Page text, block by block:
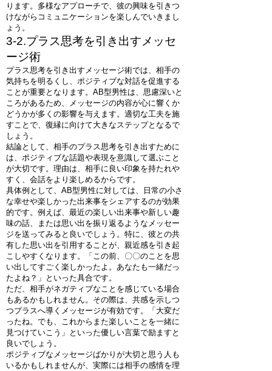
ります。多様なアプローチで、彼の興味を引きつ
けながらコミュニケーションを楽しんでいきまし
ょう。
3-2.プラス思考を引き出すメッセ
ージ術
プラス思考を引き出すメッセージ術では、相手の
気持ちを明るくし、ポジティブな対話を促進する
ことが重要となります。AB型男性は、思慮深いと
ころがあるため、メッセージの内容が心に響くか
どうかが多くの影響を与えます。適切な工夫を施
すことで、復縁に向けて大きなステップとなるで
しょう。
結論として、相手のプラス思考を引き出すために
は、ポジティブな話題や表現を意識して選ぶこと
が大切です。理由は、相手に良い印象を持たれや
すく、会話をより楽しめるからです。
具体例として、AB型男性に対しては、日常の小さ
な幸せや楽しかった出来事をシェアするのが効果
的です。例えば、最近の楽しい出来事や新しい趣
味の話、または思い出を振り返るようなメッセー
ジを送ってみると良いでしょう。特に、彼との共
有した思い出を引用することが、親近感を引き起
こしやすくなります。「この前、〇〇のことを思
い出してすごく楽しかったよ。あなたも一緒だっ
たよね？」といった具合です。
ただ、相手がネガティブなことを感じている場合
もあるかもしれません。その際は、共感を示しつ
つプラスへ導くメッセージが有効です。「大変だ
ったね。でも、これからまた楽しいことを一緒に
見つけていこう」といった優しい言葉で励ますと
良いでしょう。
ポジティブなメッセージばかりが大切と思う人も
いるかもしれませんが、実際には相手の感情を理